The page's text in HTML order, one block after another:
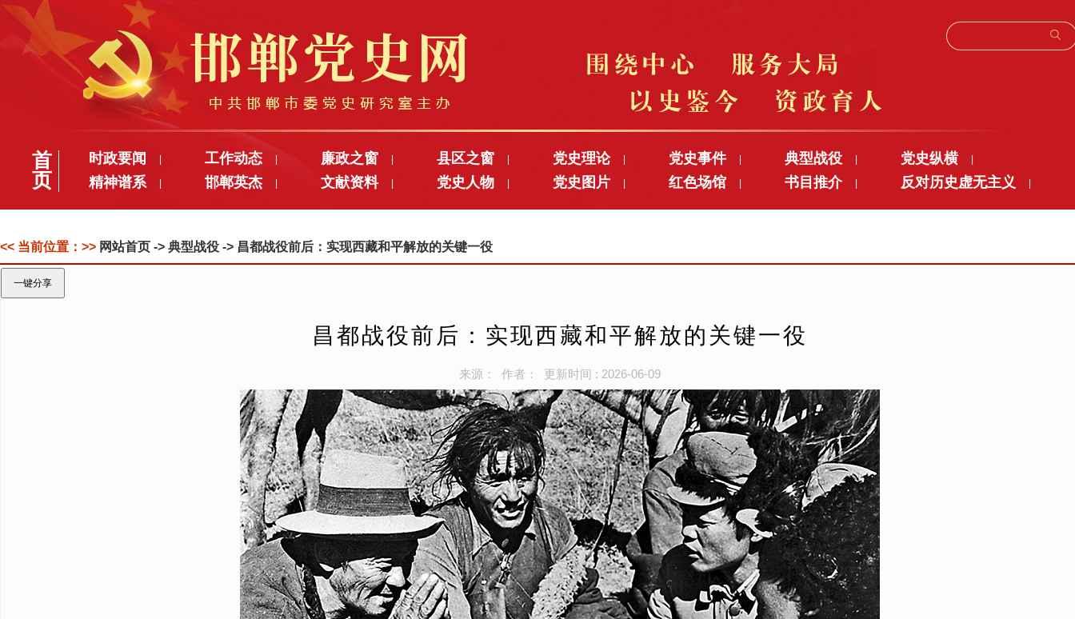
首
页
时政要闻 工作动态 廉政之窗 县区之窗 党史理论 党史事件 典型战役 党史纵横
精神谱系 邯郸英杰 文献资料 党史人物 党史图片 红色场馆 书目推介 反对历史虚无主义
<< 当前位置：>> 网站首页 -> 典型战役 -> 昌都战役前后：实现西藏和平解放的关键一役
一键分享
昌都战役前后：实现西藏和平解放的关键一役
来源： 作者： 更新时间 : 2026-06-09